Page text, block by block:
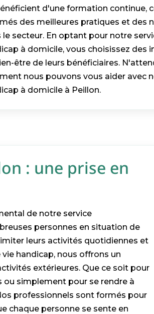
d'une formation continue,
des meilleures pratiques et des
le secteur. En optant pour notre
à domicile, vous choisissez des
être de leurs bénéficiaires.
nous pouvons vous aider avec
à domicile à Peillon.
: une prise en
de notre service
personnes en situation de
leurs activités quotidiennes et
handicap, nous offrons un
extérieures. Que ce soit pour
ou simplement pour se rendre à
professionnels sont formés pour
chaque personne se sente en